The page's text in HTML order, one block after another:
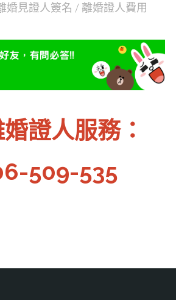
婚見證人簽名 / 離婚證人費用
證人服務：
509-535